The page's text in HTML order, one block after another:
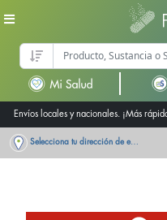
Envíos locales y nacionales. ¡Más
Selecciona tu dirección de entrega